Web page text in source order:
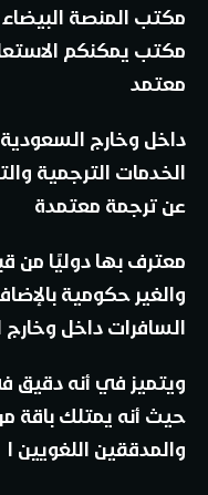
مكتب المنصة
مكتب يمكنكم
معتمد
داخل وخارج
الخدمات الترجمية
عن ترجمة معتمدة
معترف بها دوليًا من
والغير حكومية
السافرات داخل وخارج
ويتميز في أنه دقيق
حيث أنه يمتلك باقة
والمدققين اللغويين ا